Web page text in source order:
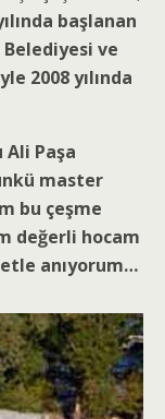
başlanan
ve
2008 yılında
Paşa
master
bu çeşme
değerli hocam
anıyorum…